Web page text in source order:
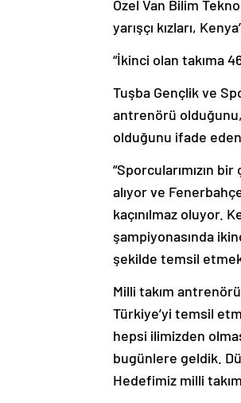
Özel Van Bilim
yarışçı kızları,
“İkinci olan takıma
Tuşba Gençlik ve
antrenörü olduğunu,
olduğunu ifade
“Sporcularımızın
alıyor ve
kaçınılmaz oluyor.
şampiyonasında
şekilde temsil
Milli takım
Türkiye’yi temsil
hepsi ilimizden
bugünlere geldik.
Hedefimiz milli